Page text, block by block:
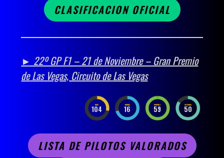
CLASIFICACION OFICIAL
► 22º GP F1 – 21 de Noviembre – Gran Premio
de Las Vegas, Circuito de Las Vegas
DAYS
104 HOURS
16 MINUTES
59 SECONDS
49
LISTA DE PILOTOS VALORADOS